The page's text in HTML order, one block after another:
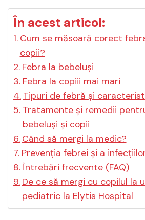
În acest articol:
Cum se măsoară corect
copii?
Febra la bebeluși
Febra la copiii mai mari
Tipuri de febră și
Tratamente și remedii
bebeluși și copii
Când să mergi la medic?
Prevenția febrei și a
Întrebări frecvente (FAQ)
De ce să mergi cu copilul la
pediatric la Elytis Hospital